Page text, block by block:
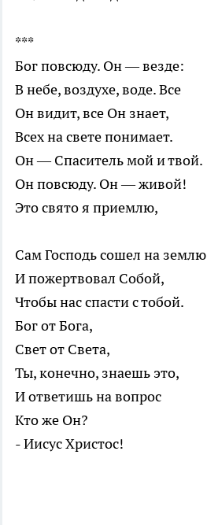
***
Бог повсюду. Он — везде:
В небе, воздухе, воде. Все
Он видит, все Он знает,
Всех на свете понимает.
Он — Спаситель мой и твой.
Он повсюду. Он — живой!
Это свято я приемлю,
Сам Господь сошел на землю
И пожертвовал Собой,
Чтобы нас спасти с тобой.
Бог от Бога,
Свет от Света,
Ты, конечно, знаешь это,
И ответишь на вопрос
Кто же Он?
- Иисус Христос!